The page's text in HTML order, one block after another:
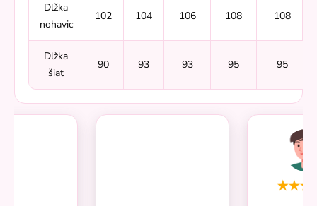
Dlžka
nohavic
102 104 106 108 108
Dlžka
šiat
90 93 93 95 95